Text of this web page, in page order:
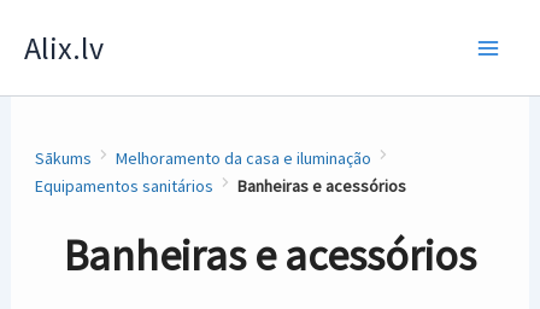
Alix.lv
Sākums
Melhoramento da casa e iluminação
Equipamentos sanitários
Banheiras e acessórios
Banheiras e acessórios